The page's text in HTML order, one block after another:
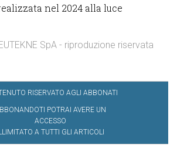
nel 2024 alla luce
SpA - riproduzione riservata
RISERVATO AGLI ABBONATI
POTRAI AVERE UN
ACCESSO
A TUTTI GLI ARTICOLI